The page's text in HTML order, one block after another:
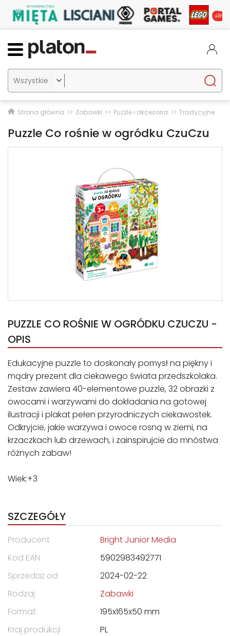

Strona główna Zabawki Puzzle i akcesoria Tradycyjne
Puzzle Co rośnie w ogródku CzuCzu
PUZZLE CO ROŚNIE W OGRÓDKU CZUCZU -
OPIS
Edukacyjne puzzle to doskonały pomysł na piękny i
mądry prezent dla ciekawego świata przedszkolaka.
Zestaw zawiera 40-elementowe puzzle, 32 obrazki z
owocami i warzywami do dokładania na gotowej
ilustracji i plakat pełen przyrodniczych ciekawostek.
Odkryjcie, jakie warzywa i owoce rosną w ziemi, na
krzaczkach lub drzewach, i zainspirujcie do mnóstwa
różnych zabaw!
Wiek:+3
SZCZEGÓŁY
Producent
Bright Junior Media
Kod EAN
5902983492771
Sprzedaż od
2024-02-22
Rodzaj
Zabawki
Format
195x165x50 mm
Kraj produkcji
PL